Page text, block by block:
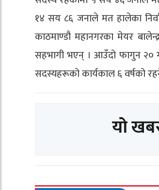
१४ सय ८६ जनाले मत हालेका
काठमाण्डौ महानगरका मेयर
सहभागी भएन् । आउँदो फागुन २०
सदस्यहरूको कार्यकाल ६ वर्षको
यो